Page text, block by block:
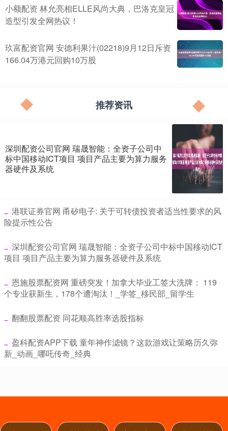
小额配资 林允亮相ELLE风尚大典，巴洛克皇冠
造型引发全网热议！
玖富配资官网 安德利果汁(02218)9月12日斥资
166.04万港元回购10万股
推荐资讯
深圳配资公司官网 瑞晟智能：全资子公司中
标中国移动ICT项目 项目产品主要为算力服务
器硬件及系统
​港联证券官网 甬矽电子: 关于可转债投资者适当性要求的风
险提示性公告
​深圳配资公司官网 瑞晟智能：全资子公司中标中国移动ICT
项目 项目产品主要为算力服务器硬件及系统
​恩施股票配资网 重磅突发！加拿大毕业工签大洗牌： 119
个专业获新生，178个遭淘汰！_学签_移民部_留学生
​翻翻股票配资 同花顺高胜率选股指标
​盈科配资APP下载 童年神作滤镜？这款游戏让策略历久弥
新_动画_哪吒传奇_经典